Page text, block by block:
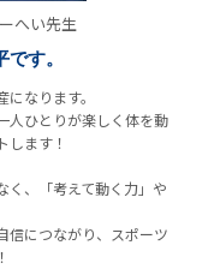
へい先生
す。
なります。
人ひとりが楽しく体を動
します！
く、「考えて動く力」や
信につながり、スポーツ